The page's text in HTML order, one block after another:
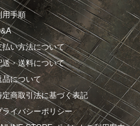
用手順
払い方法について
送・送料について
品について
定商取引法に基づく表記
ライバシーポリシー